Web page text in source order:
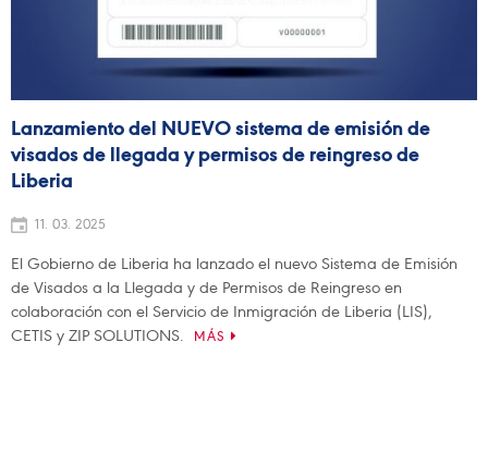
Lanzamiento del NUEVO sistema de emisión de
visados de llegada y permisos de reingreso de
Liberia
11. 03. 2025
El Gobierno de Liberia ha lanzado el nuevo Sistema de Emisión
de Visados a la Llegada y de Permisos de Reingreso en
colaboración con el Servicio de Inmigración de Liberia (LIS),
CETIS y ZIP SOLUTIONS.
MÁS